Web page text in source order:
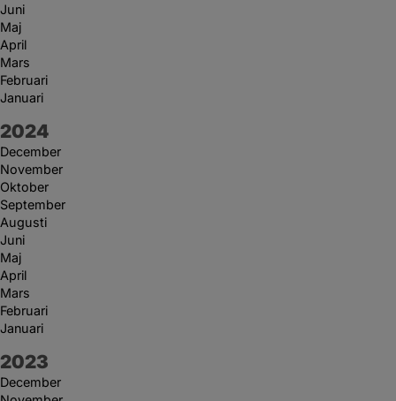
Juni
Maj
April
Mars
Februari
Januari
År:
2024
December
November
Oktober
September
Augusti
Juni
Maj
April
Mars
Februari
Januari
År:
2023
December